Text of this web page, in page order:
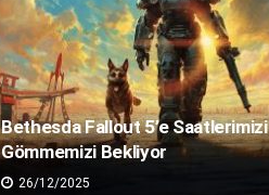
Bethesda Fallout 5’e Saatlerimizi
Gömmemizi Bekliyor
26/12/2025